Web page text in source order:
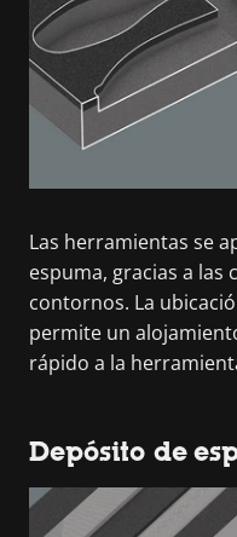
Las herramientas se
espuma, gracias a las
contornos. La
permite un
rápido a la
Depósito de